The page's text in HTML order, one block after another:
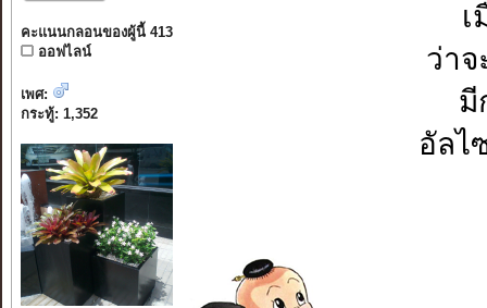
คะแนนกลอนของผู้นี้ 413
ออฟไลน์
เพศ:
กระทู้: 1,352
ว่า
มี
อัลไ